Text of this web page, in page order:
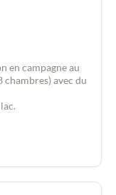
en campagne au
chambres) avec du